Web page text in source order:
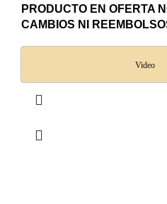
PRODUCTO EN OFERTA
CAMBIOS NI
Video